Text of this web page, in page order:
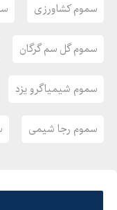
تلفن: --
تلفن همراه :
وارد کننده نمایندگی
سم کشاورزی،سموم
سوسک ،دیازینون ،دفع
سموم کشاورزی
سموم گل سم گرگان
سموم شیمیاگرو یزد
سموم رجا شیمی